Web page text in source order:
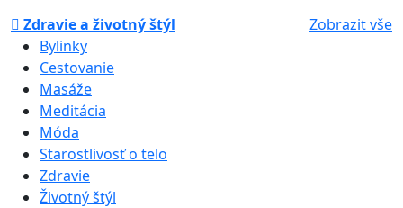
Zdravie a životný štýl
Zobrazit vše
Bylinky
Cestovanie
Masáže
Meditácia
Móda
Starostlivosť o telo
Zdravie
Životný štýl